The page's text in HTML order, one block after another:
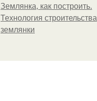
Землянка, как построить.
Технология строительства
землянки